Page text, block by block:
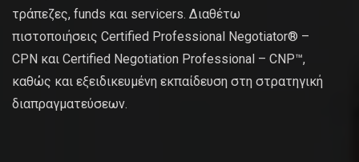
τράπεζες, funds και servicers. Διαθέτω
πιστοποιήσεις Certified Professional Negotiator® –
CPN και Certified Negotiation Professional – CNP™,
καθώς και εξειδικευμένη εκπαίδευση στη στρατηγική
διαπραγματεύσεων.